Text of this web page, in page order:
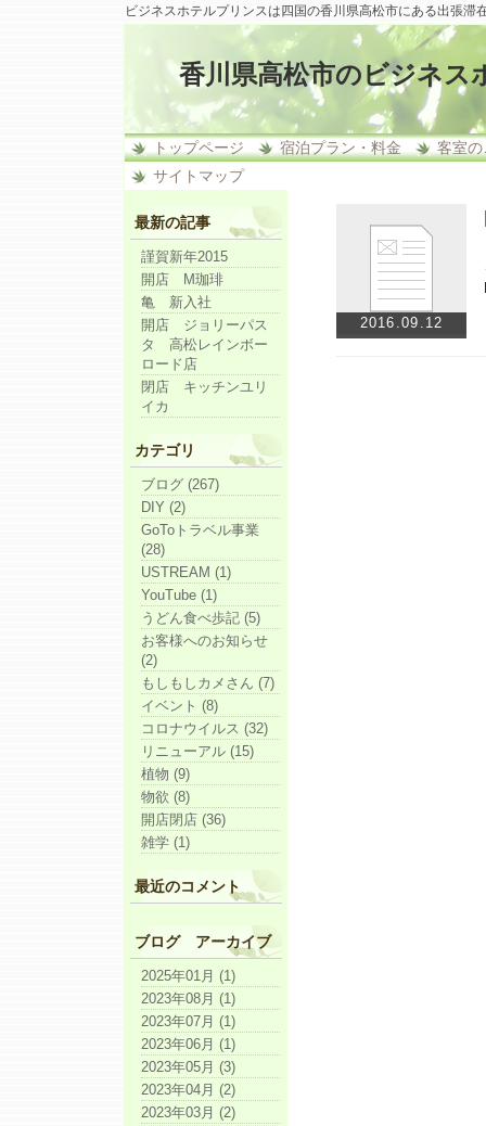
ビジネスホテルプリンスは四国の香川県高松市にある出張
香川県高松市のビジネ
トップページ 宿泊プラン・料金
客室
サイトマップ
2016.09.12
最新の記事
謹賀新年2015
開店 M珈琲
亀 新入社
開店 ジョリーパス
タ 高松レインボー
ロード店
閉店 キッチンユリ
イカ
カテゴリ
ブログ (267)
DIY (2)
GoToトラベル事業
(28)
USTREAM (1)
YouTube (1)
うどん食べ歩記 (5)
お客様へのお知らせ
(2)
もしもしカメさん (7)
イベント (8)
コロナウイルス (32)
リニューアル (15)
植物 (9)
物欲 (8)
開店閉店 (36)
雑学 (1)
最近のコメント
ブログ アーカイブ
2025年01月 (1)
2023年08月 (1)
2023年07月 (1)
2023年06月 (1)
2023年05月 (3)
2023年04月 (2)
2023年03月 (2)